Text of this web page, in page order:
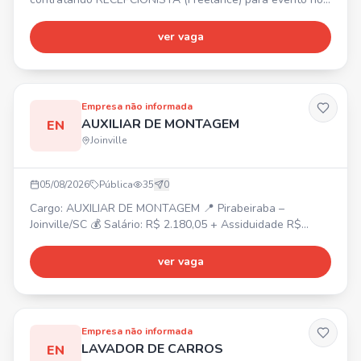
JOINVILLE - R. Sen. Felipe Schmidt, 460 - Centro, Joinville.
Pessoas com disponibilidade de horário.
ver vaga
EN
Empresa não informada
AUXILIAR DE MONTAGEM
Joinville
05/08/2026 Pública 35 0
Cargo: AUXILIAR DE MONTAGEM 📍 Pirabeiraba –
Joinville/SC 💰 Salário: R$ 2.180,05 + Assiduidade R$
sexta-feira, das 07h30 às 17h18 🎁 Benefícios:
Alimentação na empresa, Vale-transporte, Plano de saúde
ver vaga
EN
Empresa não informada
LAVADOR DE CARROS